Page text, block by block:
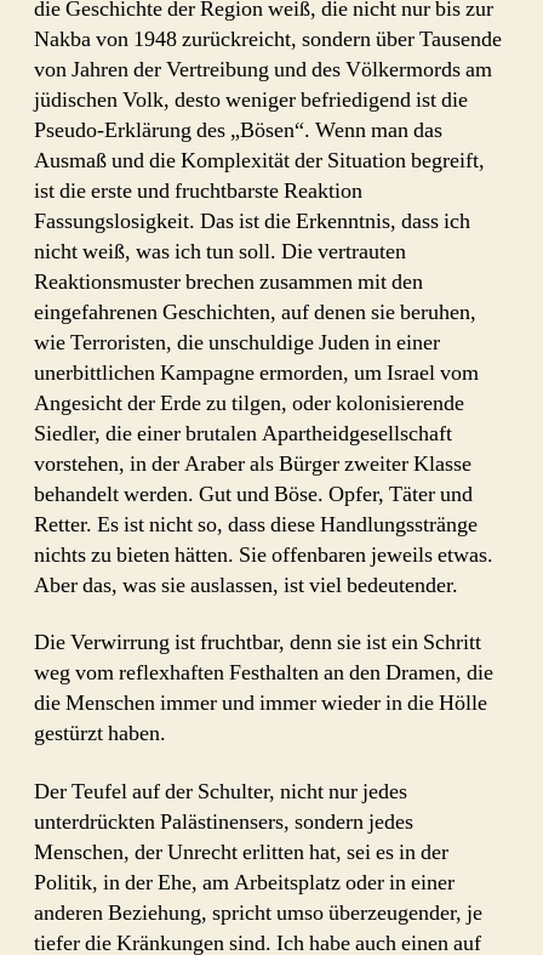
die Geschichte der Region weiß, die nicht nur bis zur
Nakba von 1948 zurückreicht, sondern über Tausende
von Jahren der Vertreibung und des Völkermords am
jüdischen Volk, desto weniger befriedigend ist die
Pseudo-Erklärung des „Bösen“. Wenn man das
Ausmaß und die Komplexität der Situation begreift,
ist die erste und fruchtbarste Reaktion
Fassungslosigkeit. Das ist die Erkenntnis, dass ich
nicht weiß, was ich tun soll. Die vertrauten
Reaktionsmuster brechen zusammen mit den
eingefahrenen Geschichten, auf denen sie beruhen,
wie Terroristen, die unschuldige Juden in einer
unerbittlichen Kampagne ermorden, um Israel vom
Angesicht der Erde zu tilgen, oder kolonisierende
Siedler, die einer brutalen Apartheidgesellschaft
vorstehen, in der Araber als Bürger zweiter Klasse
behandelt werden. Gut und Böse. Opfer, Täter und
Retter. Es ist nicht so, dass diese Handlungsstränge
nichts zu bieten hätten. Sie offenbaren jeweils etwas.
Aber das, was sie auslassen, ist viel bedeutender.
Die Verwirrung ist fruchtbar, denn sie ist ein Schritt
weg vom reflexhaften Festhalten an den Dramen, die
die Menschen immer und immer wieder in die Hölle
gestürzt haben.
Der Teufel auf der Schulter, nicht nur jedes
unterdrückten Palästinensers, sondern jedes
Menschen, der Unrecht erlitten hat, sei es in der
Politik, in der Ehe, am Arbeitsplatz oder in einer
anderen Beziehung, spricht umso überzeugender, je
tiefer die Kränkungen sind. Ich habe auch einen auf